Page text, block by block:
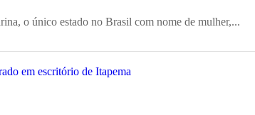
o único estado no Brasil com nome de mulher,...